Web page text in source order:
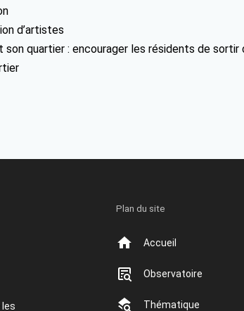
d’artistes
quartier : encourager les résidents de sortir
Plan du site
Accueil
Observatoire
Thématique